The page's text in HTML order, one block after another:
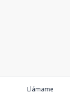
Llámame